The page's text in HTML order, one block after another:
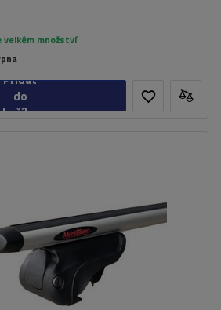
množství
Přidat
do
košíku